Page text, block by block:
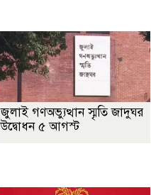
জুলাই গণঅভ্যুত্থান স্মৃতি জাদুঘর
উদ্বোধন ৫ আগস্ট